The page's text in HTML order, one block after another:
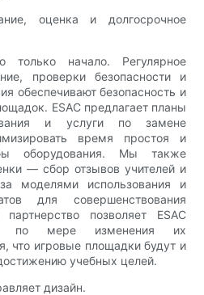
оценка и долгосрочное
только начало. Регулярное
проверки безопасности и
обеспечивают безопасность и
ESAC предлагает планы
и услуги по замене
время простоя и
оборудования. Мы также
— сбор отзывов учителей и
моделями использования и
для совершенствования
позволяет ESAC
по мере изменения их
что игровые площадки будут и
учебных целей.
дизайн.